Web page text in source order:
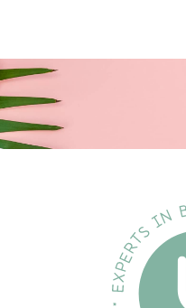
Ethisch geproduceerd
We ontwikkelen onze
planeet en voor de kinderen